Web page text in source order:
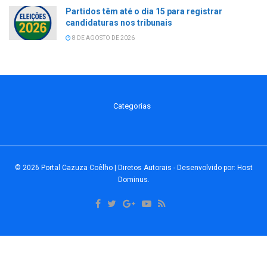
Partidos têm até o dia 15 para registrar
candidaturas nos tribunais
8 DE AGOSTO DE 2026
Categorias
© 2026 Portal Cazuza Coêlho | Diretos Autorais - Desenvolvido por: Host
Dominus